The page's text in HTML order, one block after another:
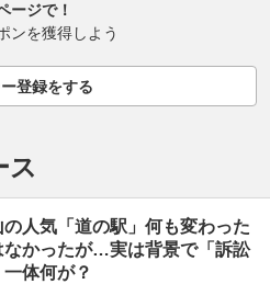
ージで！
ンを獲得しよう
登録をする
ス
の人気「道の駅」何も変わった
なかったが…実は背景で「訴訟
体何が？